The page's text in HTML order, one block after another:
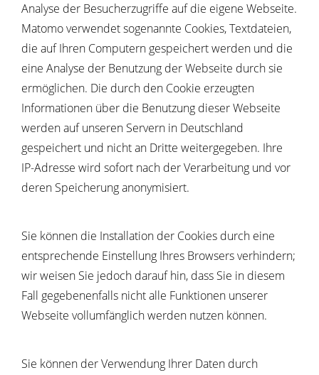
Analyse der Besucherzugriffe auf die eigene Webseite.
Matomo verwendet sogenannte Cookies, Textdateien,
die auf Ihren Computern gespeichert werden und die
eine Analyse der Benutzung der Webseite durch sie
ermöglichen. Die durch den Cookie erzeugten
Informationen über die Benutzung dieser Webseite
werden auf unseren Servern in Deutschland
gespeichert und nicht an Dritte weitergegeben. Ihre
IP-Adresse wird sofort nach der Verarbeitung und vor
deren Speicherung anonymisiert.
Sie können die Installation der Cookies durch eine
entsprechende Einstellung Ihres Browsers verhindern;
wir weisen Sie jedoch darauf hin, dass Sie in diesem
Fall gegebenenfalls nicht alle Funktionen unserer
Webseite vollumfänglich werden nutzen können.
Sie können der Verwendung Ihrer Daten durch